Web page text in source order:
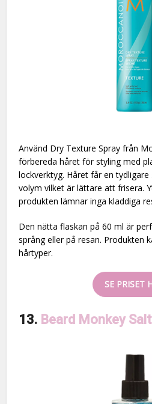
Använd Dry Texture Spray från
förbereda håret för styling med
lockverktyg. Håret får en
volym vilket är lättare att frisera.
produkten lämnar inga kladdiga
Den nätta flaskan på 60 ml är
språng eller på resan. Produkten
hårtyper.
SE PRISET
13. Beard Monkey